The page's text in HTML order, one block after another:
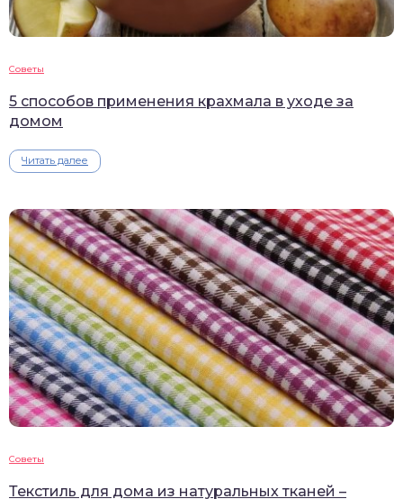
Советы
5 способов применения крахмала в уходе за
домом
Читать далее
Советы
Текстиль для дома из натуральных тканей –